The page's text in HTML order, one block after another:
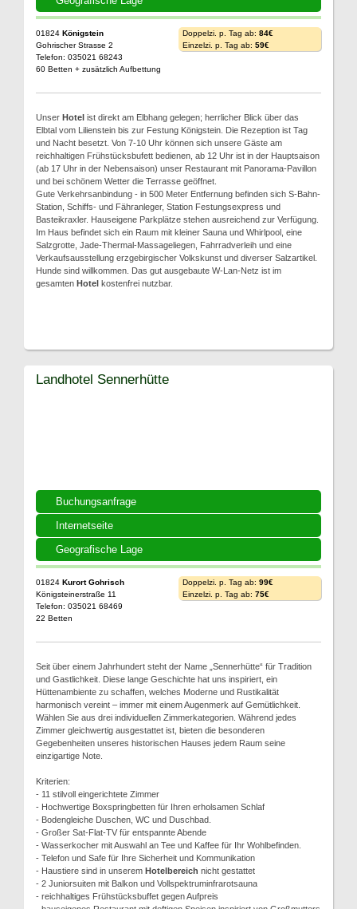
01824 Königstein
Gohrischer Strasse 2
Telefon: 035021 68243
60 Betten + zusätzlich Aufbettung
Doppelzi. p. Tag ab: 84€
Einzelzi. p. Tag ab: 59€
Unser Hotel ist direkt am Elbhang gelegen; herrlicher Blick über das
Elbtal vom Lilienstein bis zur Festung Königstein. Die Rezeption ist Tag
und Nacht besetzt. Von 7-10 Uhr können sich unsere Gäste am
reichhaltigen Frühstücksbufett bedienen, ab 12 Uhr ist in der Hauptsaison
(ab 17 Uhr in der Nebensaison) unser Restaurant mit Panorama-Pavillon
und bei schönem Wetter die Terrasse geöffnet.
Gute Verkehrsanbindung - in 500 Meter Entfernung befinden sich S-Bahn-
Station, Schiffs- und Fähranleger, Station Festungsexpress und
Basteikraxler. Hauseigene Parkplätze stehen ausreichend zur Verfügung.
Im Haus befindet sich ein Raum mit kleiner Sauna und Whirlpool, eine
Salzgrotte, Jade-Thermal-Massageliegen, Fahrradverleih und eine
Verkaufsausstellung erzgebirgischer Volkskunst und diverser Salzartikel.
Hunde sind willkommen. Das gut ausgebaute W-Lan-Netz ist im
gesamten Hotel kostenfrei nutzbar.
Buchungsanfrage
Internetseite
Geografische Lage
Landhotel Sennerhütte
01824 Kurort Gohrisch
Königsteinerstraße 11
Telefon: 035021 68469
22 Betten
Doppelzi. p. Tag ab: 99€
Einzelzi. p. Tag ab: 75€
Seit über einem Jahrhundert steht der Name „Sennerhütte“ für Tradition
und Gastlichkeit. Diese lange Geschichte hat uns inspiriert, ein
Hüttenambiente zu schaffen, welches Moderne und Rustikalität
harmonisch vereint – immer mit einem Augenmerk auf Gemütlichkeit.
Wählen Sie aus drei individuellen Zimmerkategorien. Während jedes
Zimmer gleichwertig ausgestattet ist, bieten die besonderen
Gegebenheiten unseres historischen Hauses jedem Raum seine
einzigartige Note.
Kriterien:
- 11 stilvoll eingerichtete Zimmer
- Hochwertige Boxspringbetten für Ihren erholsamen Schlaf
- Bodengleiche Duschen, WC und Duschbad.
- Großer Sat-Flat-TV für entspannte Abende
- Wasserkocher mit Auswahl an Tee und Kaffee für Ihr Wohlbefinden.
- Telefon und Safe für Ihre Sicherheit und Kommunikation
- Haustiere sind in unserem Hotelbereich nicht gestattet
- 2 Juniorsuiten mit Balkon und Vollspektruminfrarotsauna
- reichhaltiges Frühstücksbuffet gegen Aufpreis